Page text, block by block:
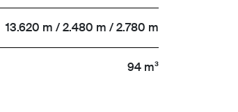
13.620 m / 2.480 m / 2.780 m
94 m³